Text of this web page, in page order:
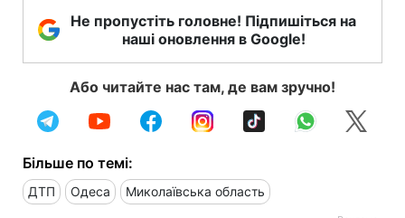
Не пропустіть головне! Підпишіться на
наші оновлення в Google!
Або читайте нас там, де вам зручно!
Більше по темі:
ДТП Одеса Миколаївська область